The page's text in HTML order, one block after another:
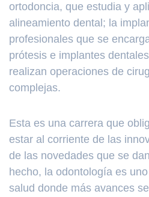
ortodoncia, que estudia y
alineamiento dental; la
profesionales que se
prótesis e implantes
realizan operaciones de
complejas.
Esta es una carrera que
estar al corriente de las
de las novedades que se
hecho, la odontología es
salud donde más avances